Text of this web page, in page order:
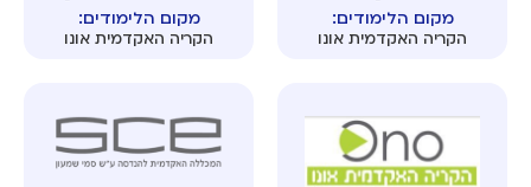
מקום הלימודים:
הקריה האקדמית אונו
מקום הלימודים:
הקריה האקדמית אונו